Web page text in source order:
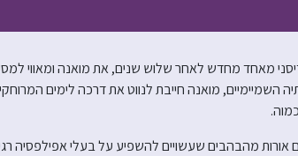
2" מאת אולפני דיסני מאחד מחדש לאחר שלוש שנים, את מואנה
השמיימיים, מואנה חייבת לנווט את דרכה לימים